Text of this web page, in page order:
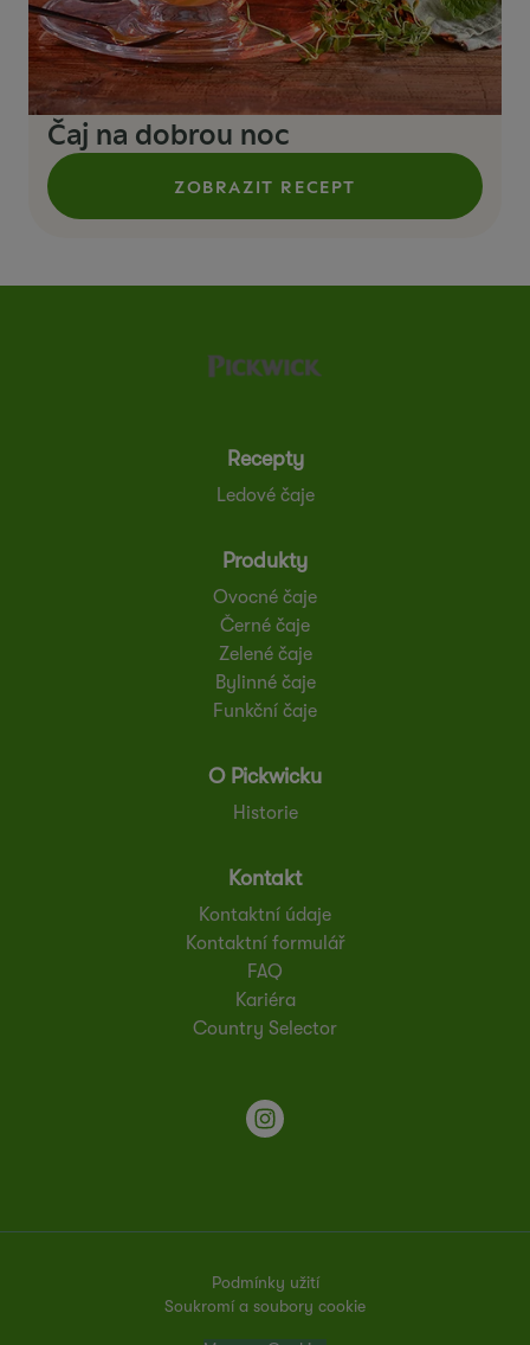
Čaj na dobrou noc
ZOBRAZIT RECEPT
Recepty
Ledové čaje
Produkty
Ovocné čaje
Černé čaje
Zelené čaje
Bylinné čaje
Funkční čaje
O Pickwicku
Historie
Kontakt
Kontaktní údaje
Kontaktní formulář
FAQ
Kariéra
Country Selector
Podmínky užití
Soukromí a soubory cookie